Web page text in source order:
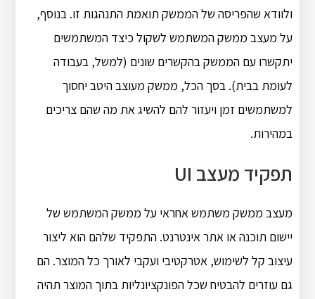
ולוודא שהפריסה של הממשק תואמת התנהגות זו. בנוסף,
על מעצב ממשק המשתמש לשקול כיצד המשתמשים
יתקשרו עם הממשק בהקשרים שונים (למשל, בעבודה
לעומת בבית). בסך הכל, ממשק מעוצב היטב יחסוך
למשתמשים זמן ויעזור להם להשיג את מה שהם צריכים
במהירות.
תפקיד מעצב UI
מעצב ממשק משתמש אחראי על ממשק המשתמש של
יישום תוכנה או אתר אינטרנט. התפקיד שלהם הוא ליצור
עיצוב קל לשימוש, אטרקטיבי ועקבי לאורך כל המוצר. הם
גם עוזרים להבטיח שכל הפונקציונליות בתוך המוצר תהיה